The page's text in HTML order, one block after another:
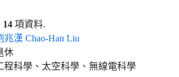
14 項資料.
兆漢 Chao-Han Liu
休
程科學、太空科學、無線電科學